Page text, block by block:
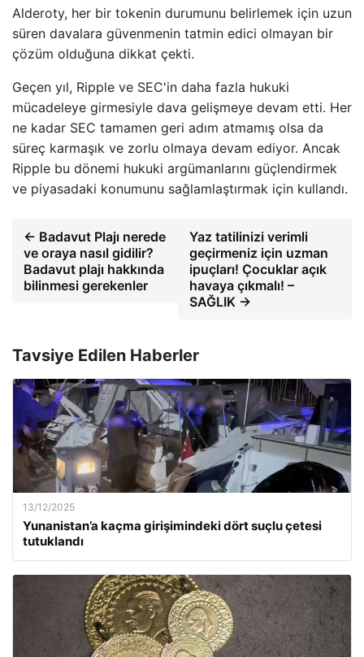
Alderoty, her bir tokenin durumunu belirlemek için uzun
süren davalara güvenmenin tatmin edici olmayan bir
çözüm olduğuna dikkat çekti.
Geçen yıl, Ripple ve SEC'in daha fazla hukuki
mücadeleye girmesiyle dava gelişmeye devam etti. Her
ne kadar SEC tamamen geri adım atmamış olsa da
süreç karmaşık ve zorlu olmaya devam ediyor. Ancak
Ripple bu dönemi hukuki argümanlarını güçlendirmek
ve piyasadaki konumunu sağlamlaştırmak için kullandı.
← Badavut Plajı nerede
ve oraya nasıl gidilir?
Badavut plajı hakkında
bilinmesi gerekenler
Yaz tatilinizi verimli
geçirmeniz için uzman
ipuçları! Çocuklar açık
havaya çıkmalı! –
SAĞLIK →
Tavsiye Edilen Haberler
13/12/2025
Yunanistan’a kaçma girişimindeki dört suçlu çetesi
tutuklandı